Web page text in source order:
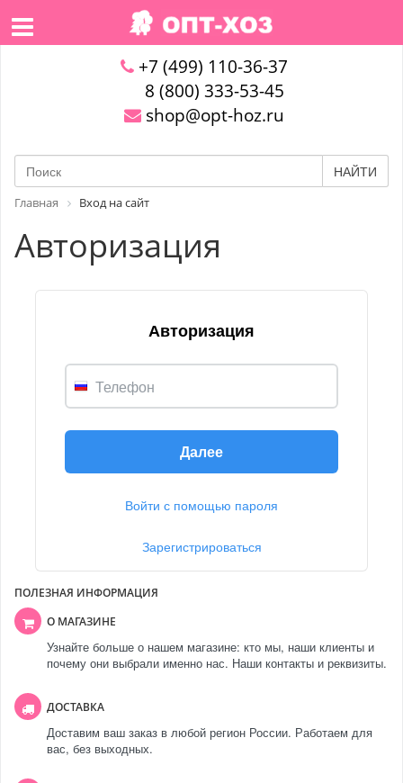
+7 (499) 110-36-37
8 (800) 333-53-45
shop@opt-hoz.ru
НАЙТИ
Главная Вход на сайт
Авторизация
Авторизация
Телефон
Далее
Войти с помощью пароля
Зарегистрироваться
ПОЛЕЗНАЯ ИНФОРМАЦИЯ
О МАГАЗИНЕ
Узнайте больше о нашем магазине: кто мы, наши клиенты и
почему они выбрали именно нас. Наши контакты и реквизиты.
ДОСТАВКА
Доставим ваш заказ в любой регион России. Работаем для
вас, без выходных.